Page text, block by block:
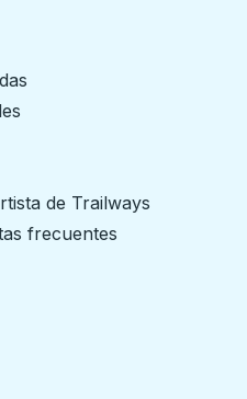
de Trailways
frecuentes